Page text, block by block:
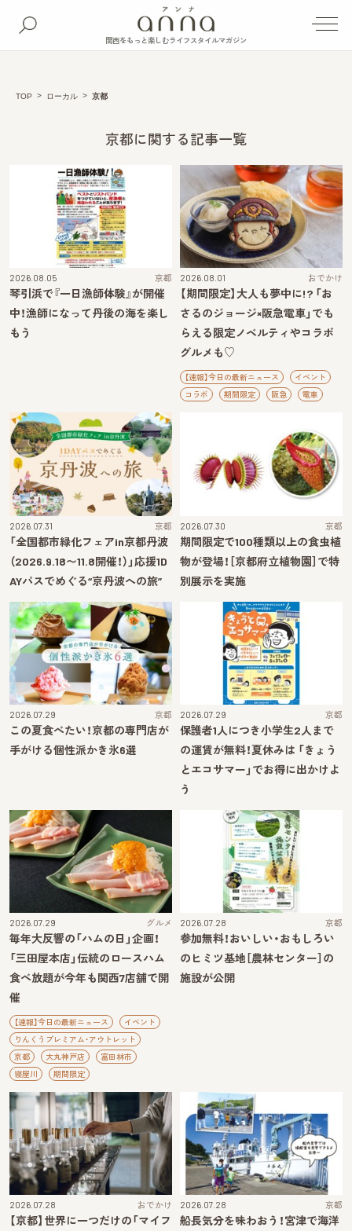
関西をもっと楽しむライフスタイルマガジン
TOP ローカル 京都
京都に関する記事一覧
2026.08.05 京都
琴引浜で『一日漁師体験』が開催
中！漁師になって丹後の海を楽し
もう
2026.08.01 おでかけ
【期間限定】大人も夢中に!? 「お
さるのジョージ×阪急電車」でも
らえる限定ノベルティやコラボ
グルメも♡
【速報】今日の最新ニュース
イベント
コラボ
期間限定 阪急 電車
2026.07.31 京都
「全国都市緑化フェアin京都丹波
（2026.9.18〜11.8開催！）」応援1D
AYパスでめぐる“京丹波への旅”
2026.07.30 京都
期間限定で100種類以上の食虫植
物が登場！［京都府立植物園］で特
別展示を実施
2026.07.29 京都
この夏食べたい！京都の専門店が
手がける個性派かき氷6選
2026.07.29 京都
保護者1人につき小学生2人まで
の運賃が無料！夏休みは 「きょう
とエコサマー」でお得に出かけよ
う
2026.07.29 グルメ
毎年大反響の「ハムの日」企画！
「三田屋本店」伝統のロースハム
食べ放題が今年も関西7店舗で開
催
【速報】今日の最新ニュース
イベント
りんくうプレミアム・アウトレット
京都
大丸神戸店
富田林市
寝屋川
期間限定
2026.07.28 京都
参加無料！おいしい・おもしろい
のヒミツ基地［農林センター］の
施設が公開
2026.07.28 おでかけ
【京都】世界に一つだけの「マイフ
2026.07.28 京都
船長気分を味わおう！宮津で海洋